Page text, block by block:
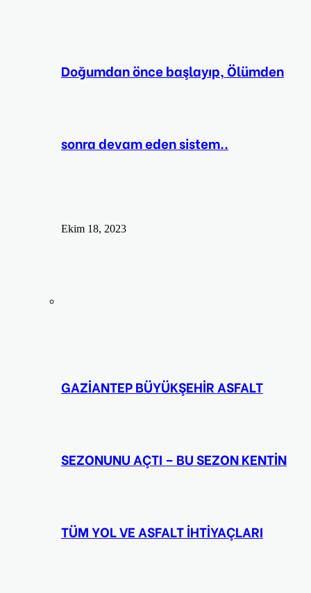
Doğumdan önce başlayıp, Ölümden
sonra devam eden sistem..
Ekim 18, 2023
GAZİANTEP BÜYÜKŞEHİR ASFALT
SEZONUNU AÇTI – BU SEZON KENTİN
TÜM YOL VE ASFALT İHTİYAÇLARI